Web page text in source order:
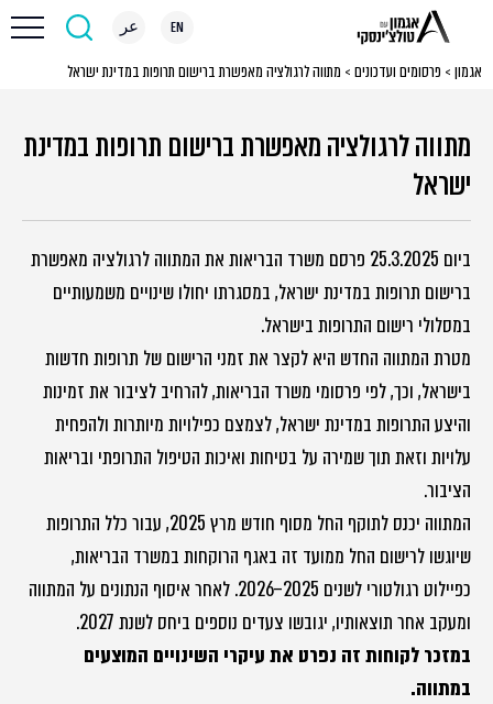
EN عر
אגמון > פרסומים ועדכונים > מתווה לרגולציה מאפשרת ברישום תרופות במדינת ישראל
מתווה לרגולציה מאפשרת ברישום תרופות במדינת
ישראל
ביום 25.3.2025 פרסם משרד הבריאות את המתווה לרגולציה מאפשרת
ברישום תרופות במדינת ישראל, במסגרתו יחולו שינויים משמעותיים
במסלולי רישום התרופות בישראל.
מטרת המתווה החדש היא לקצר את זמני הרישום של תרופות חדשות
בישראל, וכך, לפי פרסומי משרד הבריאות, להרחיב לציבור את זמינות
והיצע התרופות במדינת ישראל, לצמצם כפילויות מיותרות ולהפחית
עלויות וזאת תוך שמירה על בטיחות ואיכות הטיפול התרופתי ובריאות
הציבור.
המתווה יכנס לתוקף החל מסוף חודש מרץ 2025, עבור כלל התרופות
שיוגשו לרישום החל ממועד זה באגף הרוקחות במשרד הבריאות,
כפיילוט רגולטורי לשנים 2025–2026. לאחר איסוף הנתונים על המתווה
ומעקב אחר תוצאותיו, יגובשו צעדים נוספים ביחס לשנת 2027.
במזכר לקוחות זה נפרט את עיקרי השינויים המוצעים
במתווה.